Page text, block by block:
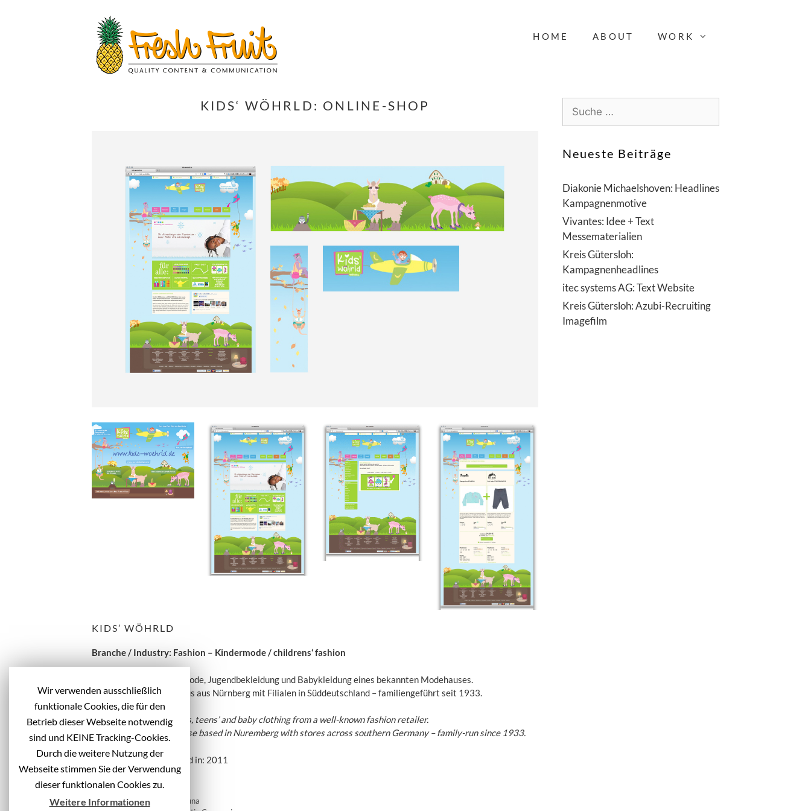
HOME ABOUT WORK
KIDS‘ WÖHRLD: ONLINE-SHOP
KIDS’ WÖHRLD
Branche / Industry: Fashion – Kindermode / childrens‘ fashion
Online-Shop für Kindermode, Jugendbekleidung und Babykleidung eines bekannten Modehauses.
WÖHRL ist ein Modehaus aus Nürnberg mit Filialen in Süddeutschland – familiengeführt seit 1933.
Online shop for children’s, teens’ and baby clothing from a well-known fashion retailer.
WÖHRL is a fashion house based in Nuremberg with stores across southern Germany – family-run since 1933.
Veröffentlicht / Published in: 2011
B
F95: Podcast Radio Fortuna
h
a
c
h
:
Neueste Beiträge
Diakonie Michaelshoven: Headlines
Kampagnenmotive
Vivantes: Idee + Text
Messematerialien
Kreis Gütersloh:
Kampagnenheadlines
itec systems AG: Text Website
Kreis Gütersloh: Azubi-Recruiting
Imagefilm
Wir verwenden ausschließlich
funktionale Cookies, die für den
Betrieb dieser Webseite notwendig
sind und KEINE Tracking-Cookies.
Durch die weitere Nutzung der
Webseite stimmen Sie der Verwendung
dieser funktionalen Cookies zu.
Weitere Informationen